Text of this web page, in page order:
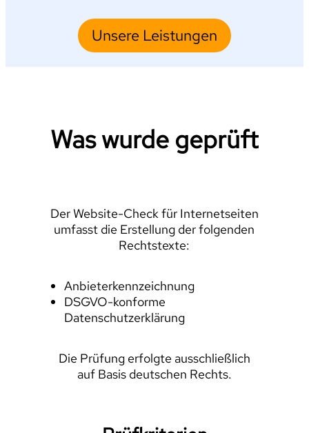
Unsere Leistungen
Was wurde geprüft
Der Website-Check für Internetseiten
umfasst die Erstellung der folgenden
Rechtstexte:
Anbieterkennzeichnung
DSGVO-konforme
Datenschutzerklärung
Die Prüfung erfolgte ausschließlich
auf Basis deutschen Rechts.